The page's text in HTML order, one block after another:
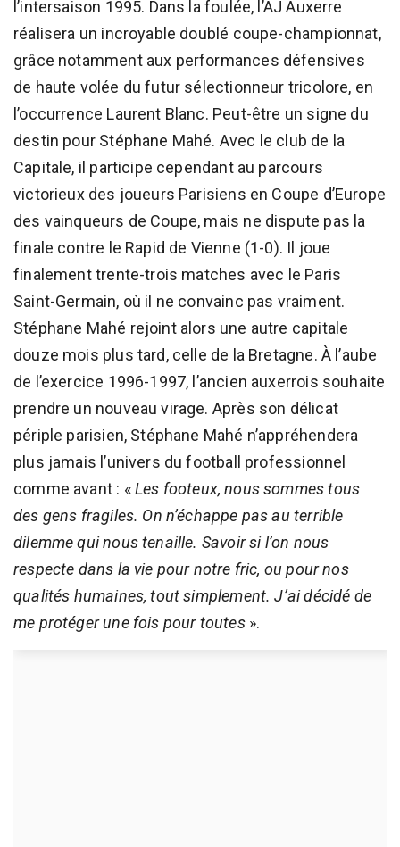
l’intersaison 1995. Dans la foulée, l’AJ Auxerre
réalisera un incroyable doublé coupe-championnat,
grâce notamment aux performances défensives
de haute volée du futur sélectionneur tricolore, en
l’occurrence Laurent Blanc. Peut-être un signe du
destin pour Stéphane Mahé. Avec le club de la
Capitale, il participe cependant au parcours
victorieux des joueurs Parisiens en Coupe d’Europe
des vainqueurs de Coupe, mais ne dispute pas la
finale contre le Rapid de Vienne (1-0). Il joue
finalement trente-trois matches avec le Paris
Saint-Germain, où il ne convainc pas vraiment.
Stéphane Mahé rejoint alors une autre capitale
douze mois plus tard, celle de la Bretagne. À l’aube
de l’exercice 1996-1997, l’ancien auxerrois souhaite
prendre un nouveau virage. Après son délicat
périple parisien, Stéphane Mahé n’appréhendera
plus jamais l’univers du football professionnel
comme avant : «Les footeux, nous sommes tous
des gens fragiles. On n’échappe pas au terrible
dilemme qui nous tenaille. Savoir si l’on nous
respecte dans la vie pour notre fric, ou pour nos
qualités humaines, tout simplement. J’ai décidé de
me protéger une fois pour toutes».